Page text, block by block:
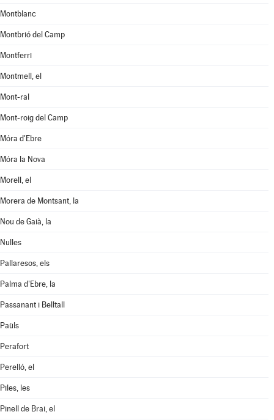
Montblanc
Montbrió del Camp
Montferri
Montmell, el
Mont-ral
Mont-roig del Camp
Móra d'Ebre
Móra la Nova
Morell, el
Morera de Montsant, la
Nou de Gaià, la
Nulles
Pallaresos, els
Palma d'Ebre, la
Passanant i Belltall
Paüls
Perafort
Perelló, el
Piles, les
Pinell de Brai, el